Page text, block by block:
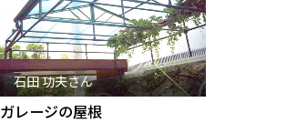
石田 功夫さん
ガレージの屋根